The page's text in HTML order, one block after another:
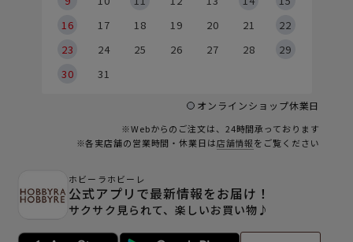
16
17 18 19 20 21
22
23
24 25 26 27 28
29
30
31
オンラインショップ休業日
※Webからのご注文は、24時間承っております
※各実店舗の営業時間・休業日は店舗情報をご覧ください
ホビーラホビーレ
公式アプリで最新情報をお届け！
サクサク見られて、楽しいお買い物♪